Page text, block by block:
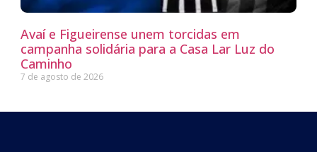
Avaí e Figueirense unem torcidas em
campanha solidária para a Casa Lar Luz do
Caminho
7 de agosto de 2026